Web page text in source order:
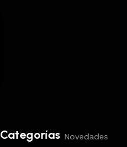
Categorías Novedades